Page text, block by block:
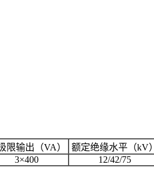
限输出（VA） 额定绝缘水平（kV）
3×400 12/42/75